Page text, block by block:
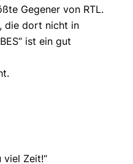
Gegener von RTL.
die dort nicht in
ist ein gut
viel Zeit!“